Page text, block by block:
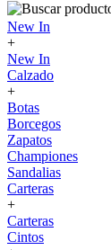
New In
+
New In
Calzado
+
Botas
Borcegos
Zapatos
Championes
Sandalias
Carteras
+
Carteras
Cintos